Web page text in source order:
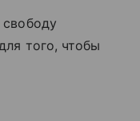
того, чтобы